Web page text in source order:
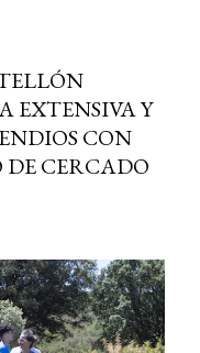
EXTENSIVA Y
CON
CERCADO